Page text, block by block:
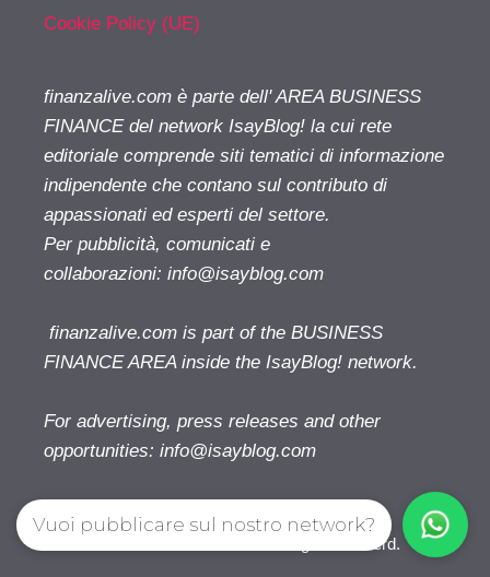
Cookie Policy (UE)
finanzalive.com è parte dell' AREA BUSINESS
FINANCE del network IsayBlog! la cui rete
editoriale comprende siti tematici di informazione
indipendente che contano sul contributo di
appassionati ed esperti del settore.
Per pubblicità, comunicati e
collaborazioni: info@isayblog.com
finanzalive.com is part of the BUSINESS
FINANCE AREA inside the IsayBlog! network.
For advertising, press releases and other
opportunities: info@isayblog.com
Finanzalive.com © 2026. All right reserverd.
Vuoi pubblicare sul nostro network?